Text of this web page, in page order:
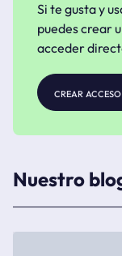
Si te gusta y
puedes crear
acceder
crear
Nuestro